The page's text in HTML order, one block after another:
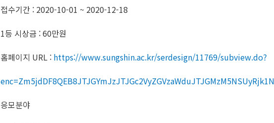
접수기간 : 2020-10-01 ~ 2020-12-18
1등 시상금 : 60만원
홈페이지 URL : https://www.sungshin.ac.kr/serdesign/11769/subview.do?
응모분야